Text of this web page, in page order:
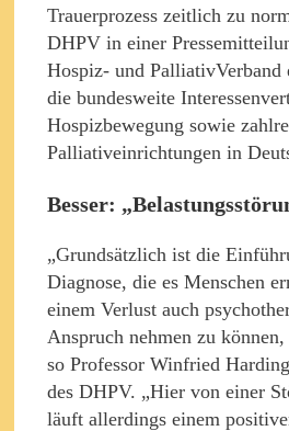
Trauerprozess zeitlich zu
DHPV in einer
Hospiz- und PalliativVerband
die bundesweite
Hospizbewegung sowie
Palliativeinrichtungen in
Besser:
„Grundsätzlich ist die
Diagnose, die es Menschen
einem Verlust auch
Anspruch nehmen zu können,
so Professor Winfried
des DHPV. „Hier von einer
läuft allerdings einem